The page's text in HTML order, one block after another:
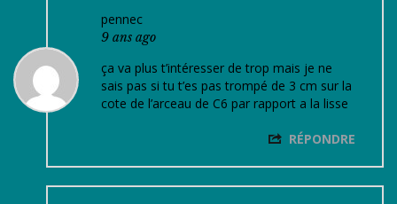
pennec
9 ans ago
ça va plus t’intéresser de trop mais je ne
sais pas si tu t’es pas trompé de 3 cm sur la
cote de l’arceau de C6 par rapport a la lisse
RÉPONDRE